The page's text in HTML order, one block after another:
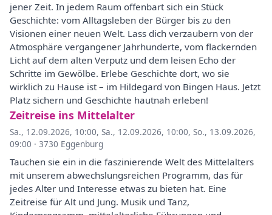
jener Zeit. In jedem Raum offenbart sich ein Stück
Geschichte: vom Alltagsleben der Bürger bis zu den
Visionen einer neuen Welt. Lass dich verzaubern von der
Atmosphäre vergangener Jahrhunderte, vom flackernden
Licht auf dem alten Verputz und dem leisen Echo der
Schritte im Gewölbe. Erlebe Geschichte dort, wo sie
wirklich zu Hause ist – im Hildegard von Bingen Haus. Jetzt
Platz sichern und Geschichte hautnah erleben!
Zeitreise ins Mittelalter
Sa., 12.09.2026, 10:00, Sa., 12.09.2026, 10:00, So., 13.09.2026,
09:00 · 3730 Eggenburg
Tauchen sie ein in die faszinierende Welt des Mittelalters
mit unserem abwechslungsreichen Programm, das für
jedes Alter und Interesse etwas zu bieten hat. Eine
Zeitreise für Alt und Jung. Musik und Tanz,